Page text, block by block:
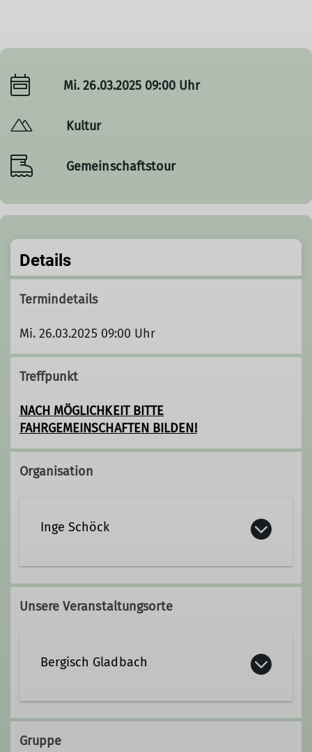
Mi. 26.03.2025 09:00 Uhr
Kultur
Gemeinschaftstour
Details
Termindetails
Mi. 26.03.2025 09:00 Uhr
Treffpunkt
NACH MÖGLICHKEIT BITTE
FAHRGEMEINSCHAFTEN BILDEN!
Organisation
Inge Schöck
Unsere Veranstaltungsorte
Bergisch Gladbach
www.industriemuseum.lvr.de
Gruppe